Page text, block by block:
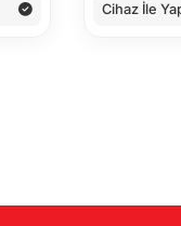
Cihaz İle